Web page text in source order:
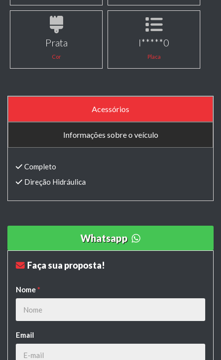
Prata
Cor
I*****0
Placa
Acessórios
Informações sobre o veículo
Completo
Direção Hidráulica
Whatsapp
Faça sua proposta!
Nome *
Email